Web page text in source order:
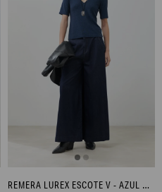
REMERA LUREX ESCOTE V - AZUL MARINO